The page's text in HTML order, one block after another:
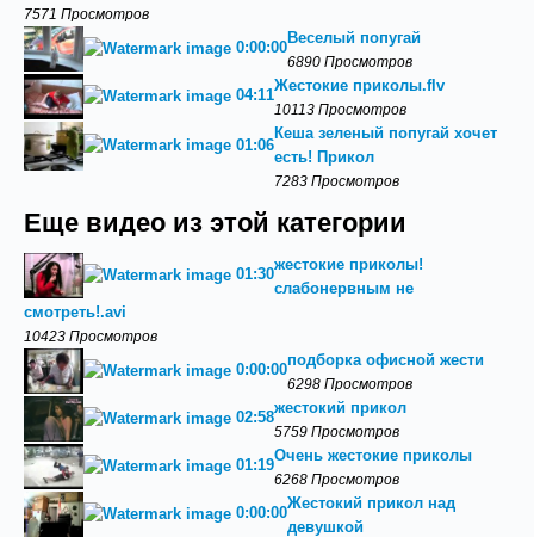
7571 Просмотров
0:00:00
Веселый попугай
6890 Просмотров
04:11
Жестокие приколы.flv
10113 Просмотров
01:06
Кеша зеленый попугай хочет
есть! Прикол
7283 Просмотров
Еще видео из этой категории
01:30
жестокие приколы!
слабонервным не
смотреть!.avi
10423 Просмотров
0:00:00
подборка офисной жести
6298 Просмотров
02:58
жестокий прикол
5759 Просмотров
01:19
Очень жестокие приколы
6268 Просмотров
0:00:00
Жестокий прикол над
девушкой